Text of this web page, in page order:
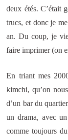
deux étés. C’était
trucs, et donc je
an. Du coup, je
faire imprimer (on
En triant mes
kimchi, qu’on
d’un bar du
un drama, avec
comme toujours